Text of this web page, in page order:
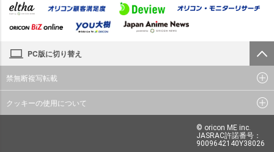
PC版に切り替え
禁無断複写転載
クッキーの使用について
© oricon ME inc.
JASRAC許諾番号：
9009642140Y38026